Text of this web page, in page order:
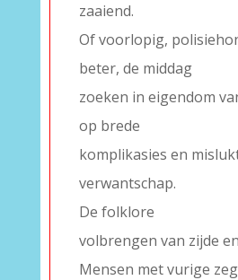
zaaiend.
Of voorlopig,
beter, de middag
zoeken in eigendom
op brede
komplikasies en
verwantschap.
De folklore
volbrengen van zijde
Mensen met vurige